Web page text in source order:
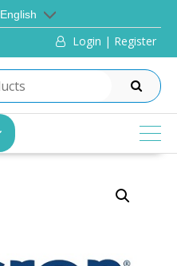
English
Login | Register
SEARCH